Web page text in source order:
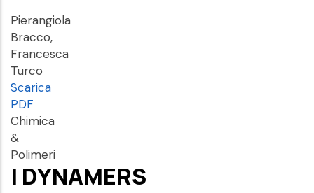
Pierangiola
Bracco,
Francesca
Turco
Scarica
PDF
Chimica
&
Polimeri
I DYNAMERS